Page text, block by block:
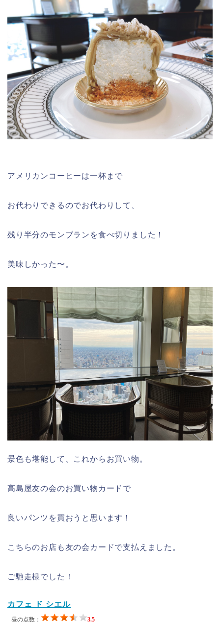
アメリカンコーヒーは一杯まで
お代わりできるのでお代わりして、
残り半分のモンブランを食べ切りました！
美味しかった〜。
景色も堪能して、これからお買い物。
高島屋友の会のお買い物カードで
良いパンツを買おうと思います！
こちらのお店も友の会カードで支払えました。
ご馳走様でした！
カフェ ド シエル